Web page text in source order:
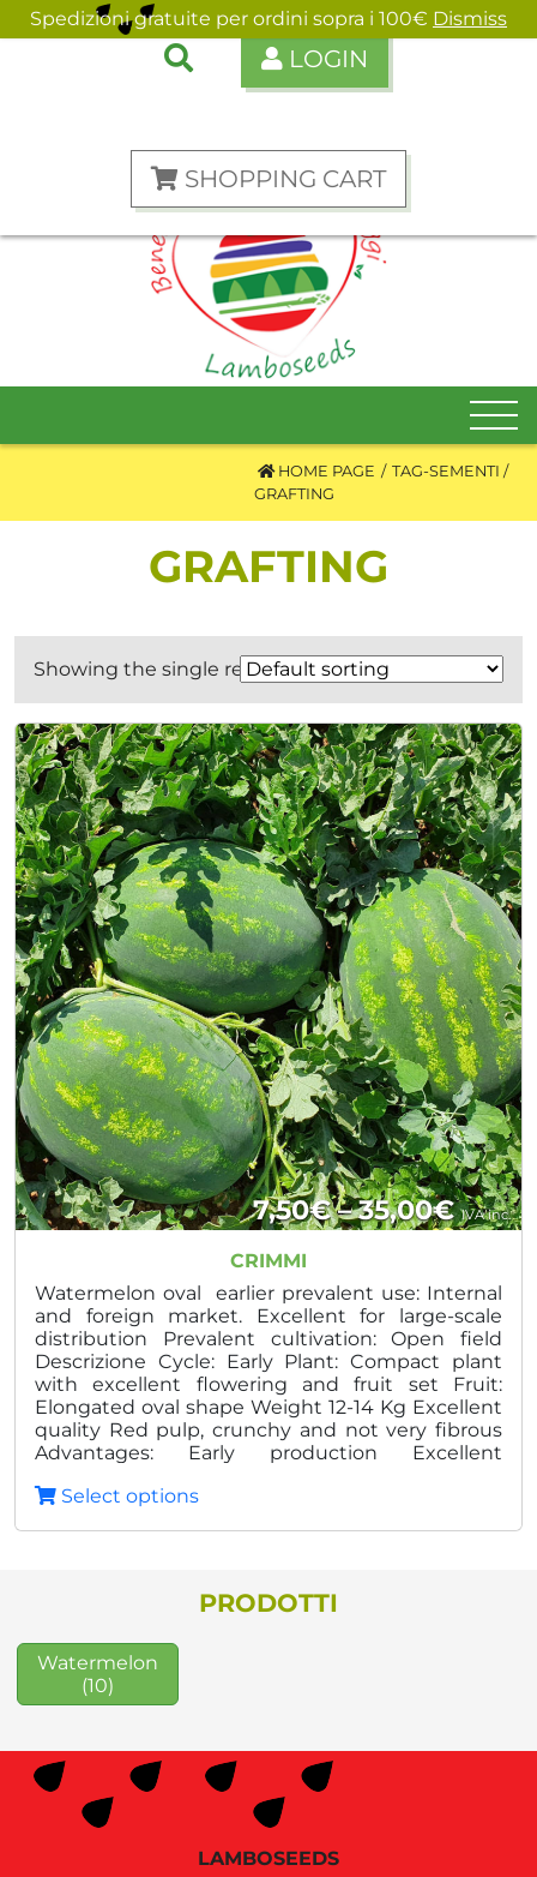
LOGIN
SHOPPING CART
HOME PAGE
TAG-SEMENTI
GRAFTING
PRODOTTI
Watermelon
(10)
GRAFTING
Showing the single result
7,50€ – 35,00€Price
7,50€
IVA inc.
CRIMMI
Watermelon oval earlier prevalent use: Internal
and foreign market. Excellent for large-scale
distribution Prevalent cultivation: Open field
Descrizione Cycle: Early Plant: Compact plant
with excellent flowering and fruit set Fruit:
Elongated oval shape Weight 12-14 Kg Excellent
quality Red pulp, crunchy and not very fibrous
Advantages: Early production Excellent
Select options
LAMBOSEEDS
Spedizioni gratuite per ordini sopra i 100€ Dismiss